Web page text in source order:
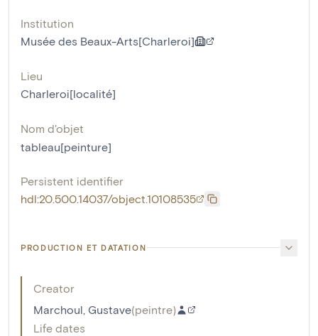
Institution
Musée des Beaux-Arts[Charleroi]
Lieu
Charleroi[localité]
Nom d'objet
tableau[peinture]
Persistent identifier
hdl:20.500.14037/object.10108535
PRODUCTION ET DATATION
Creator
Marchoul, Gustave(peintre)
Life dates